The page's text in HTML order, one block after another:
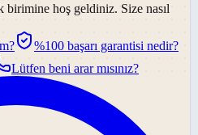
birimine hoş geldiniz. Size nasıl
%100 başarı garantisi nedir?
Lütfen beni arar mısınız?